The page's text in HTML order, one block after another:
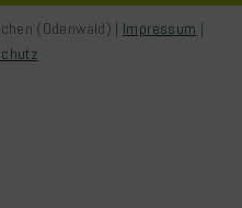
(Odenwald) | Impressum |